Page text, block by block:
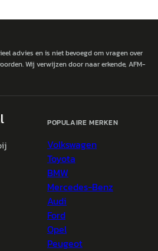
advies en is niet bevoegd om vragen over
Wij verwijzen door naar erkende, AFM-
POPULAIRE MERKEN
Volkswagen
Toyota
BMW
Mercedes-Benz
Audi
Ford
Opel
Peugeot